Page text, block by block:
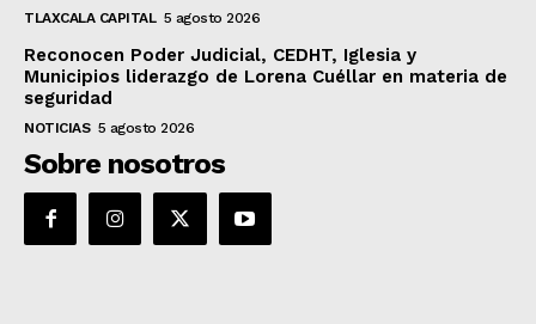
TLAXCALA CAPITAL 5 agosto 2026
Reconocen Poder Judicial, CEDHT, Iglesia y
Municipios liderazgo de Lorena Cuéllar en materia de
seguridad
NOTICIAS 5 agosto 2026
Sobre nosotros